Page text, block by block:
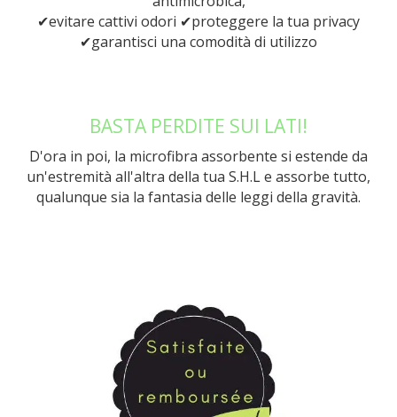
✔evitare cattivi odori ✔proteggere la tua privacy
✔garantisci una comodità di utilizzo
BASTA PERDITE SUI LATI!
D'ora in poi, la microfibra assorbente si estende da
un'estremità all'altra della tua S.H.L e assorbe tutto,
qualunque sia la fantasia delle leggi della gravità.